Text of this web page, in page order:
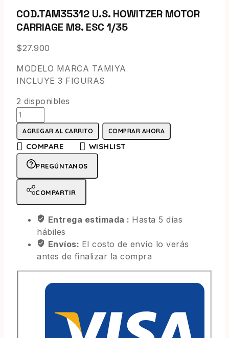
COD.TAM35312 U.S. HOWITZER MOTOR
CARRIAGE M8. ESC 1/35
$27.900
MODELO MARCA TAMIYA
INCLUYE 3 FIGURAS
2 disponibles
AGREGAR AL CARRITO COMPRAR AHORA
COMPARE WISHLIST
PREGÚNTANOS
COMPARTIR
Entrega estimada : Hasta 5 días
hábiles
Envíos: El costo de envío lo verás
antes de finalizar la compra